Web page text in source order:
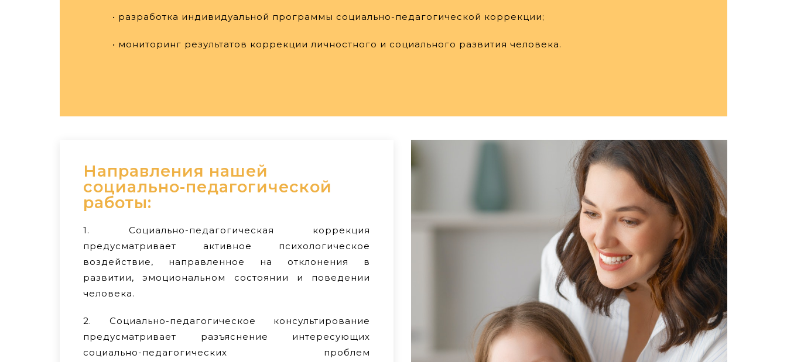
• разработка индивидуальной программы социально-педагогической коррекции;
• мониторинг результатов коррекции личностного и социального развития человека.
Направления нашей
социально-педагогической
работы:
1. Социально-педагогическая коррекция
предусматривает активное психологическое
воздействие, направленное на отклонения в
развитии, эмоциональном состоянии и поведении
человека.
2. Социально-педагогическое консультирование
предусматривает разъяснение интересующих
социально-педагогических проблем